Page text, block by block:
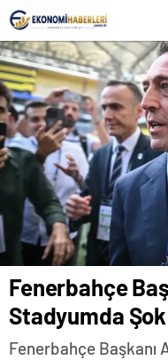
Fenerbahçe
Stadyumda
Fenerbahçe Başkanı